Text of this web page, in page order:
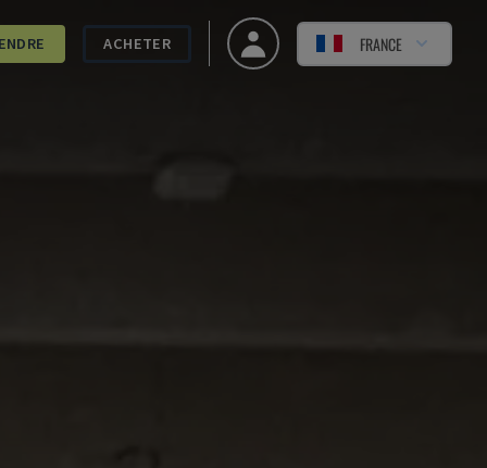
ACHETER FRANCE